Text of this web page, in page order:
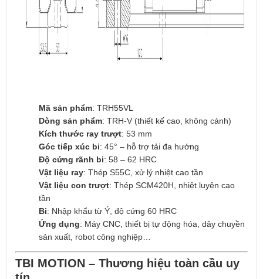
Mã sản phẩm: TRH55VL
Dòng sản phẩm: TRH-V (thiết kế cao, không cánh)
Kích thước ray trượt: 53 mm
Góc tiếp xúc bi: 45° – hỗ trợ tải đa hướng
Độ cứng rãnh bi: 58 – 62 HRC
Vật liệu ray: Thép S55C, xử lý nhiệt cao tần
Vật liệu con trượt: Thép SCM420H, nhiệt luyện cao
tần
Bi: Nhập khẩu từ Ý, độ cứng 60 HRC
Ứng dụng: Máy CNC, thiết bị tự động hóa, dây chuyền
sản xuất, robot công nghiệp…
TBI MOTION – Thương hiệu toàn cầu uy